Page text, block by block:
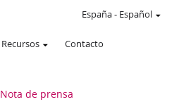
Recursos Contacto
España- Español
Nota de prensa